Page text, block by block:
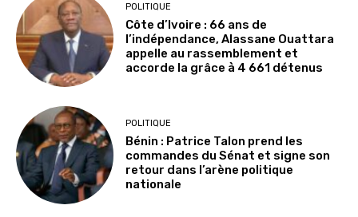
POLITIQUE
Côte d’Ivoire : 66 ans de
l’indépendance, Alassane Ouattara
appelle au rassemblement et
accorde la grâce à 4 661 détenus
POLITIQUE
Bénin : Patrice Talon prend les
commandes du Sénat et signe son
retour dans l’arène politique
nationale